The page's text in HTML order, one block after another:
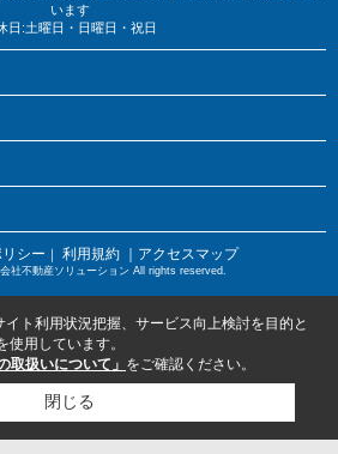
います
日:土曜日・日曜日・祝日
シー ｜ 利用規約 ｜アクセスマップ
社不動産ソリューション All rights reserved.
ト利用状況把握、サービス向上検討を目的と
用しています。
取扱いについて」 をご確認ください。
閉じる